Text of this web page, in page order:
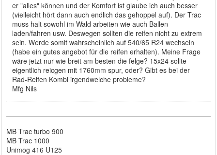
er "alles" können und der Komfort ist glaube ich auch besser
(vielleicht hört dann auch endlich das gehoppel auf). Der Trac
muss halt sowohl im Wald arbeiten wie auch Ballen
laden/fahren usw. Deswegen sollten die reifen nicht zu extrem
sein. Werde somit wahrscheinlich auf 540/65 R24 wechseln
(habe ein gutes angebot für die reifen erhalten). Meine Frage
wäre jetzt nur wie breit am besten die felge? 15x24 sollte
eigentlich reicgen mit 1760mm spur, oder? Gibt es bei der
Rad-Reifen Kombi irgendwelche probleme?
Mfg Nils
MB Trac turbo 900
MB Trac 1000
Unimog 416 U125